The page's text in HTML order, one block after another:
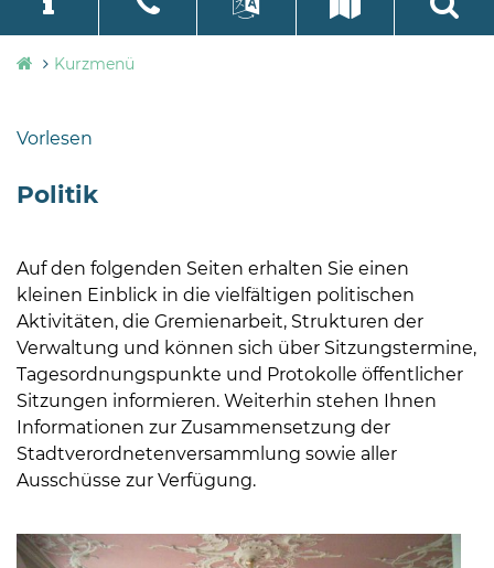
Stadtverwaltung
Bramstedt
04192-
506-
zentrale@badbramstedt.de
Mo,
Di,
Fr
08
Uhr
language
Kurzmenü
Vorlesen
Politik
Auf den folgenden Seiten erhalten Sie einen
kleinen Einblick in die vielfältigen politischen
Aktivitäten, die Gremienarbeit, Strukturen der
Verwaltung und können sich über Sitzungstermine,
Tagesordnungspunkte und Protokolle öffentlicher
Sitzungen informieren. Weiterhin stehen Ihnen
Informationen zur Zusammensetzung der
Stadtverordnetenversammlung sowie aller
Ausschüsse zur Verfügung.